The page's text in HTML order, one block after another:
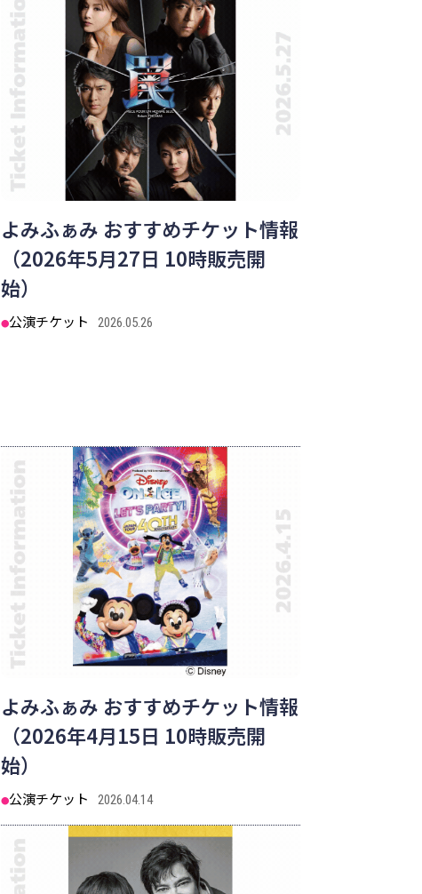
よみふぁみ おすすめチケット情報
（2026年5月27日 10時販売開
始）
公演チケット 2026.05.26
よみふぁみ おすすめチケット情報
（2026年4月15日 10時販売開
始）
公演チケット 2026.04.14